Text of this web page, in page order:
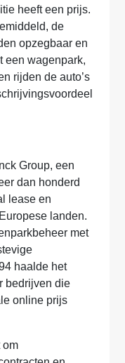
heeft een prijs.
de
opzegbaar en
een wagenpark,
rijden de auto’s
Group, een
dan honderd
lease en
landen.
met
haalde het
bedrijven die
online prijs
om